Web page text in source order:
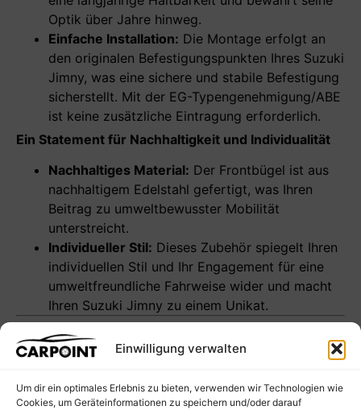
Einwilligung verwalten
Um dir ein optimales Erlebnis zu bieten, verwenden wir Technologien wie
Cookies, um Geräteinformationen zu speichern und/oder darauf
Optik über Jahre hinweg.
Einfache Installation: Die Montage erfolgt an
den originalen Befestigungspunkten Ihres Suzuki
Jimny, was eine sichere und stabile Befestigung
sicherstellt. Mit der EG-Typengenehmigung/ABE
ist keine zusätzliche Eintragung erforderlich.
Ein Statement für Nachhaltigkeit und Individualität
Nachhaltiges Material: Der Frontbügel ist aus
nachhaltigem Edelstahl gefertigt, was Ihren
Beitrag zu umweltbewusster Mobilität
unterstreicht.
Individueller Stil: Dieses Zubehör spiegelt Ihren
individuellen Stil und Ihr Engagement für eine
umweltfreundliche Fahrweise wider und macht
Ihren Suzuki Jimny zu einem Unikat.
Fragen zum Artikel?